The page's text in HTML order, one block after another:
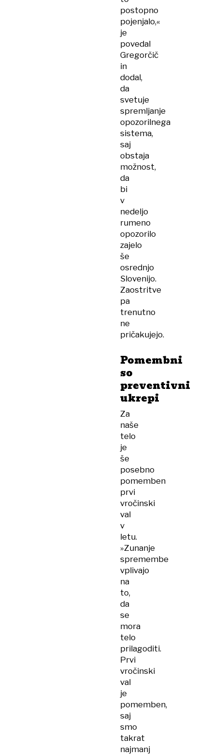
postopno
pojenjalo,«
je
povedal
Gregorčič
in
dodal,
da
svetuje
spremljanje
opozorilnega
sistema,
saj
obstaja
možnost,
da
bi
v
nedeljo
rumeno
opozorilo
zajelo
še
osrednjo
Slovenijo.
Zaostritve
pa
trenutno
ne
pričakujejo.
Pomembni
so
preventivni
ukrepi
Za
naše
telo
je
še
posebno
pomemben
prvi
vročinski
val
v
letu.
»Zunanje
spremembe
vplivajo
na
to,
da
se
mora
telo
prilagoditi.
Prvi
vročinski
val
je
pomemben,
saj
smo
takrat
najmanj